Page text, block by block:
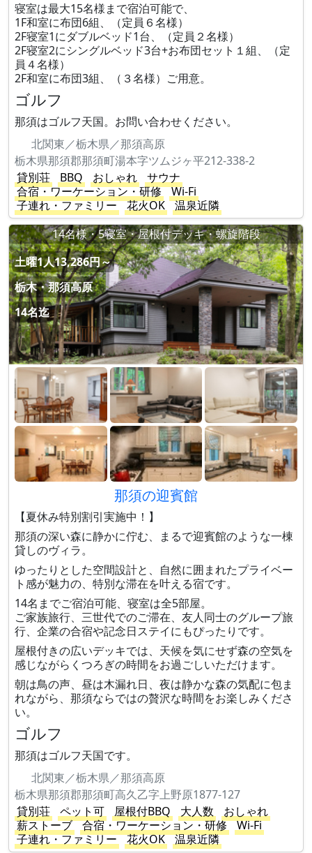
寝室は最大15名様まで宿泊可能で、
1F和室に布団6組、（定員６名様）
2F寝室1にダブルベッド1台、（定員２名様）
2F寝室2にシングルベッド3台+お布団セット１組、（定
員４名様）
2F和室に布団3組、（３名様）ご用意。
ゴルフ
那須はゴルフ天国。お問い合わせください。
北関東／栃木県／那須高原
栃木県那須郡那須町湯本字ツムジヶ平212-338-2
貸別荘
BBQ おしゃれ
サウナ
合宿・ワーケーション・研修
Wi-Fi
子連れ・ファミリー
花火OK
温泉近隣
14名様・5寝室・屋根付デッキ・螺旋階段
土曜1人13,286円～
栃木・那須高原
14名迄
那須の迎賓館
【夏休み特別割引実施中！】
那須の深い森に静かに佇む、まるで迎賓館のような一棟
貸しのヴィラ。
ゆったりとした空間設計と、自然に囲まれたプライベー
ト感が魅力の、特別な滞在を叶える宿です。
14名までご宿泊可能、寝室は全5部屋。
ご家族旅行、三世代でのご滞在、友人同士のグループ旅
行、企業の合宿や記念日ステイにもぴったりです。
屋根付きの広いデッキでは、天候を気にせず森の空気を
感じながらくつろぎの時間をお過ごしいただけます。
朝は鳥の声、昼は木漏れ日、夜は静かな森の気配に包ま
れながら、那須ならではの贅沢な時間をお楽しみくださ
い。
ゴルフ
那須はゴルフ天国です。
北関東／栃木県／那須高原
栃木県那須郡那須町高久乙字上野原1877-127
貸別荘
ペット可 屋根付BBQ 大人数
おしゃれ
薪ストーブ
合宿・ワーケーション・研修
Wi-Fi
子連れ・ファミリー
花火OK
温泉近隣